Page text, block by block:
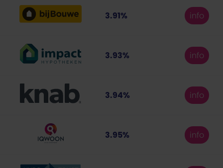
3.91% info
3.93% info
3.94% info
3.95% info